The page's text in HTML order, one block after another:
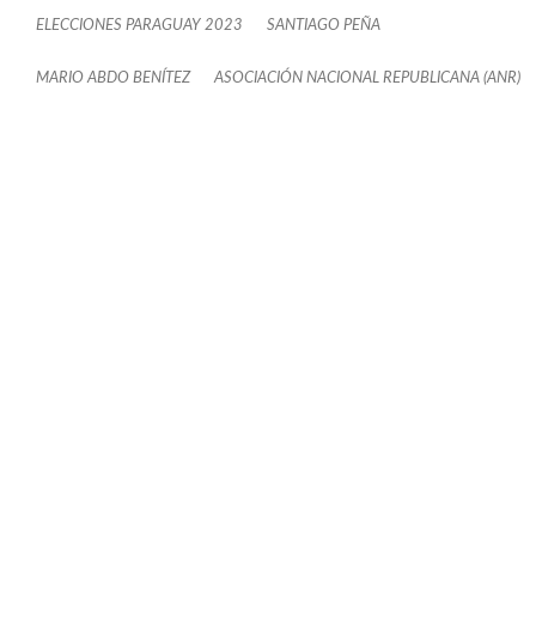
ELECCIONES PARAGUAY 2023 SANTIAGO PEÑA
MARIO ABDO BENÍTEZ ASOCIACIÓN NACIONAL REPUBLICANA (ANR)